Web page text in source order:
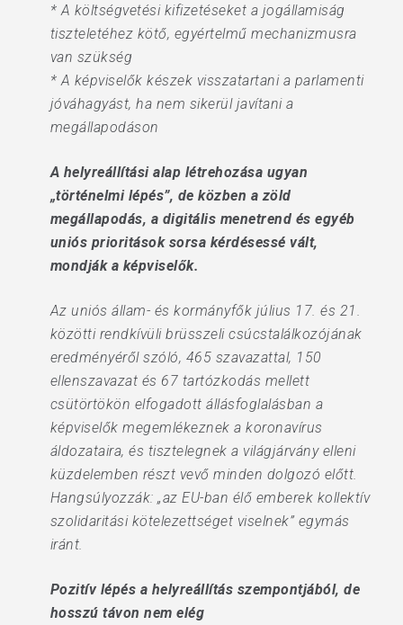
* A költségvetési kifizetéseket a jogállamiság
tiszteletéhez kötő, egyértelmű mechanizmusra
van szükség
* A képviselők készek visszatartani a parlamenti
jóváhagyást, ha nem sikerül javítani a
megállapodáson
A helyreállítási alap létrehozása ugyan
„történelmi lépés”, de közben a zöld
megállapodás, a digitális menetrend és egyéb
uniós prioritások sorsa kérdésessé vált,
mondják a képviselők.
Az uniós állam- és kormányfők július 17. és 21.
közötti rendkívüli brüsszeli csúcstalálkozójának
eredményéről szóló, 465 szavazattal, 150
ellenszavazat és 67 tartózkodás mellett
csütörtökön elfogadott állásfoglalásban a
képviselők megemlékeznek a koronavírus
áldozataira, és tisztelegnek a világjárvány elleni
küzdelemben részt vevő minden dolgozó előtt.
Hangsúlyozzák: „az EU-ban élő emberek kollektív
szolidaritási kötelezettséget viselnek” egymás
iránt.
Pozitív lépés a helyreállítás szempontjából, de
hosszú távon nem elég